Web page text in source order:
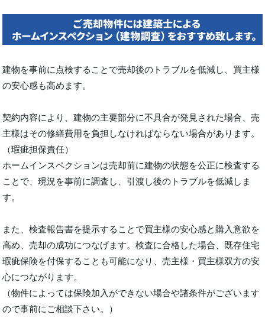
建物を事前に点検することで売却後のトラブルを低減し、買主様
の安心感も高めます。
契約内容により、建物の主要部分に不具合が発見された場合、売
主様はその修繕費用を負担しなければならない場合があります。
（瑕疵担保責任）
ホームインスペクションは売却前に建物の状態を公正に検査する
ことで、現況を事前に調査し、引渡し後のトラブルを低減しま
す。
また、検査報告書を提示することで買主様の安心感と購入意欲を
高め、売却の成功につなげます。検査に合格した場合、既存住宅
瑕疵保険を付保することも可能になり、売主様・買主様双方の安
心につながります。
（物件によっては保険加入ができない場合や諸条件がございます
ので事前にご相談下さい。）